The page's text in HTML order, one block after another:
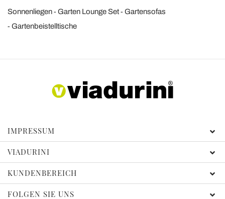
Sonnenliegen Garten Lounge Set
Gartensofas
Gartenbeistelltische
IMPRESSUM
VIADURINI
KUNDENBEREICH
FOLGEN SIE UNS